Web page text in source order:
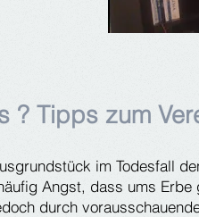
? Tipps zum
im Todesfall
Angst, dass ums
durch